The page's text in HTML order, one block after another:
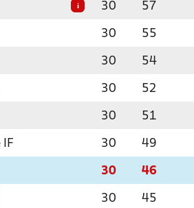
i 30 57
30 55
30 54
30 52
30 51
IF 30 49
30 46
30 45